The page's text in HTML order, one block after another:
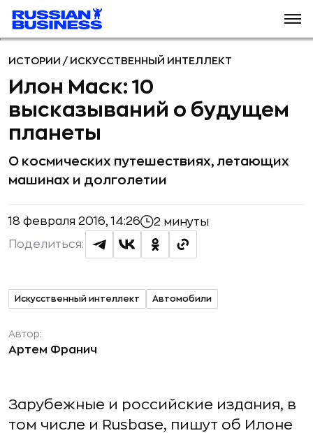
ИСТОРИИ / ИСКУССТВЕННЫЙ ИНТЕЛЛЕКТ
Илон Маск: 10
высказываний о будущем
планеты
О космических путешествиях, летающих
машинах и долголетии
18 февраля 2016, 14:26 2 минуты
Поделиться:
Искусственный интеллект Автомобили
Автор:
Артем Франич
Зарубежные и российские издания, в
том числе и Rusbase, пишут об Илоне